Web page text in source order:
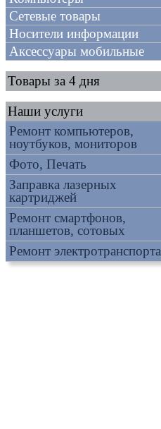
Сетевые товары
Носители информации
Аксессуары мобильные
Товары за 4 дня
Наши услуги
Ремонт компьютеров,
ноутбуков, мониторов
Фото, Печать
Заправка лазерных
картриджей
Ремонт смартфонов,
планшетов, сотовых
Ремонт электротранспорта